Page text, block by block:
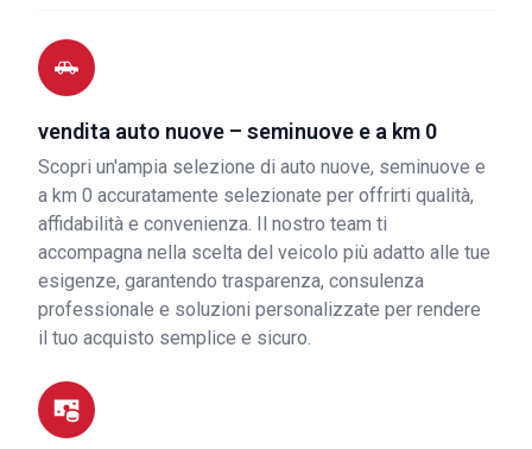
vendita auto nuove – seminuove e a km 0
Scopri un'ampia selezione di auto nuove, seminuove e
a km 0 accuratamente selezionate per offrirti qualità,
affidabilità e convenienza. Il nostro team ti
accompagna nella scelta del veicolo più adatto alle tue
esigenze, garantendo trasparenza, consulenza
professionale e soluzioni personalizzate per rendere
il tuo acquisto semplice e sicuro.